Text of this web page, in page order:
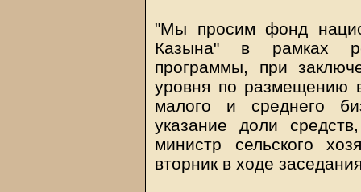
"Мы просим фонд
Казына" в рамках
программы, при
уровня по размещению
малого и среднего
указание доли
министр сельского
вторник в ходе